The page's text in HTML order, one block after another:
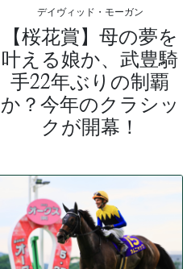
デイヴィッド・モーガン
【桜花賞】母の夢を
叶える娘か、武豊騎
手22年ぶりの制覇
か？今年のクラシッ
クが開幕！